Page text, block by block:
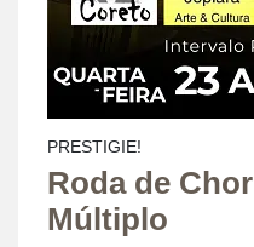
PRESTIGIE!
Roda de
Múltiplo